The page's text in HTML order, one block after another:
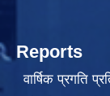
Reports
वार्षिक प्रगति